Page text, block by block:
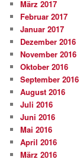
März 2017
Februar 2017
Januar 2017
Dezember 2016
November 2016
Oktober 2016
September 2016
August 2016
Juli 2016
Juni 2016
Mai 2016
April 2016
März 2016